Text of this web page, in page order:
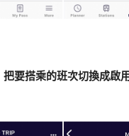
要搭乘的班次切換成啟